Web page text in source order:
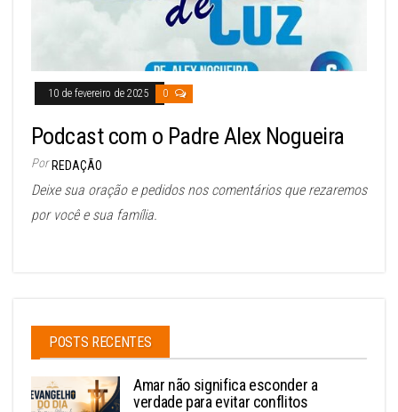
10 de fevereiro de 2025 0
Podcast com o Padre Alex Nogueira
Por REDAÇÃO
Deixe sua oração e pedidos nos comentários que rezaremos
por você e sua família.
POSTS RECENTES
Amar não significa esconder a
verdade para evitar conflitos